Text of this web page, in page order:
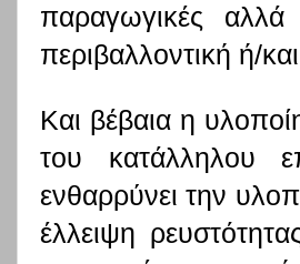
παραγωγικές αλλά
περιβαλλοντική ή/
Και βέβαια η
του κατάλληλου
ενθαρρύνει την
έλλειψη